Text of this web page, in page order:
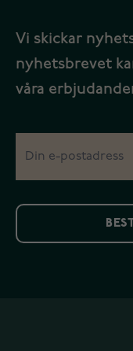
Vi skickar
nyhetsbrevet
våra